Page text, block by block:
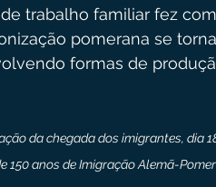
trabalho familiar fez
pomerana se
formas de
da chegada dos imigrantes, dia
150 anos de Imigração Alemã-